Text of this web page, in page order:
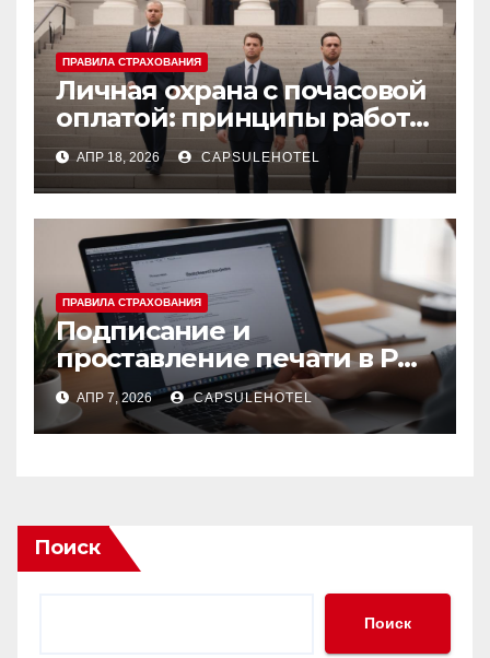
ПРАВИЛА СТРАХОВАНИЯ
Личная охрана с почасовой
оплатой: принципы работы
и правовые аспекты
АПР 18, 2026 CAPSULEHOTEL
ПРАВИЛА СТРАХОВАНИЯ
Подписание и
проставление печати в PDF
онлайн
АПР 7, 2026 CAPSULEHOTEL
Поиск
Поиск